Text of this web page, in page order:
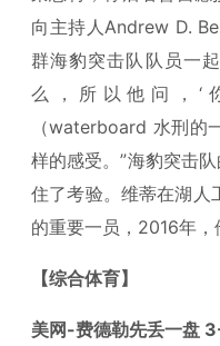
向主持人Andrew D.
群海豹突击队队员一
么，所以他问，‘
（waterboard 水刑的
样的感受。”海豹突击
住了考验。维蒂在湖人
的重要一员，2016年，
【综合体育】
美网-费德勒先丢一盘